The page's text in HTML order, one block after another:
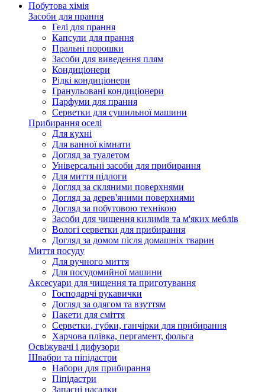
Побутова хімія
Засоби для прання
Гелі для прання
Капсули для прання
Пральні порошки
Засоби для виведення плям
Кондиціонери
Рідкі кондиціонери
Гранульовані кондиціонери
Парфуми для прання
Серветки для сушильної машини
Прибирання оселі
Для кухні
Для ванної кімнати
Догляд за туалетом
Універсальні засоби для прибирання
Для миття підлоги
Догляд за скляними поверхнями
Догляд за дерев'яними поверхнями
Догляд за побутовою технікою
Засоби для чищення килимів та м'яких меблів
Вологі серветки для прибирання
Догляд за домом після домашніх тварин
Миття посуду
Для ручного миття
Для посудомийної машини
Аксесуари для чищення та приготування
Господарчі рукавички
Догляд за одягом та взуттям
Пакети для сміття
Серветки, губки, ганчірки для прибирання
Харчова плівка, пергамент, фольга
Освіжувачі і дифузори
Швабри та піпідастри
Набори для прибирання
Піпідастри
Запасні насадки